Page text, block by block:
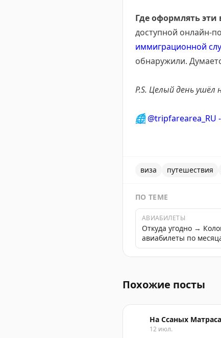
Где оформлять эти
доступной онлайн-
иммиграционной
обнаружили.
P.S. Целый день
🌐
виза путешествия
ПО ТЕМЕ
АВИАБИЛЕТЫ
Откуда угодно →
авиабилеты по
Похожие посты
На Ссаных
12 июл.